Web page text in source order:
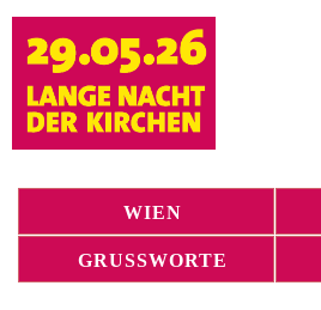
Kirchen
WIEN
GRUSSWORTE